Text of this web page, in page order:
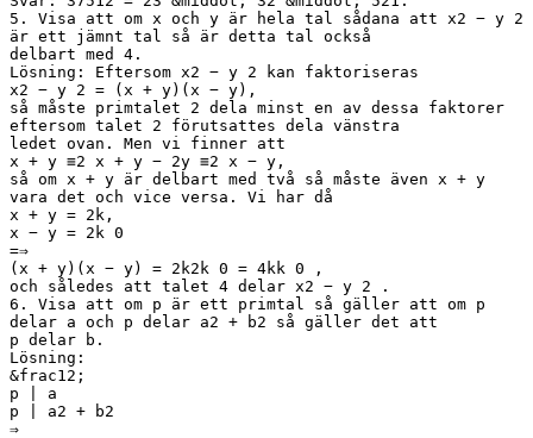
5. Visa att om x och y är hela tal sådana att x2 − y 2
är ett jämnt tal så är detta tal också
delbart med 4.
Lösning: Eftersom x2 − y 2 kan faktoriseras
x2 − y 2 = (x + y)(x − y),
så måste primtalet 2 dela minst en av dessa faktorer
eftersom talet 2 förutsattes dela vänstra
ledet ovan. Men vi finner att
x + y ≡2 x + y − 2y ≡2 x − y,
så om x + y är delbart med två så måste även x + y
vara det och vice versa. Vi har då
x + y = 2k,
x − y = 2k 0
=⇒
(x + y)(x − y) = 2k2k 0 = 4kk 0 ,
och således att talet 4 delar x2 − y 2 .
6. Visa att om p är ett primtal så gäller att om p
delar a och p delar a2 + b2 så gäller det att
p delar b.
Lösning:
&frac12;
p | a
p | a2 + b2
⇒